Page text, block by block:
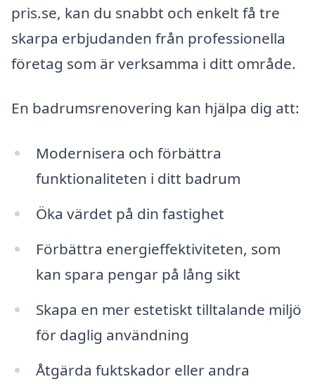
pris.se, kan du snabbt och enkelt få tre
skarpa erbjudanden från professionella
företag som är verksamma i ditt område.
En badrumsrenovering kan hjälpa dig att:
Modernisera och förbättra
funktionaliteten i ditt badrum
Öka värdet på din fastighet
Förbättra energieffektiviteten, som
kan spara pengar på lång sikt
Skapa en mer estetiskt tilltalande miljö
för daglig användning
Åtgärda fuktskador eller andra